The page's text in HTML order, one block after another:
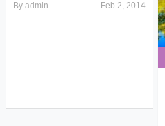
By admin Feb 2, 2014